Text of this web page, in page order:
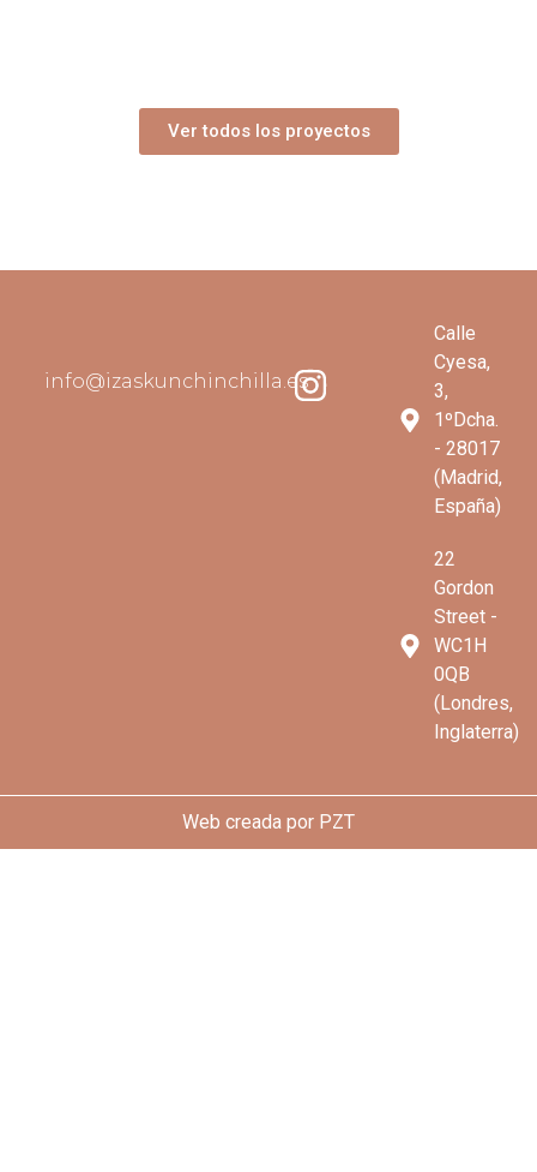
Ver todos los proyectos
info@izaskunchinchilla.es
Calle
Cyesa,
3,
1ºDcha.
- 28017
(Madrid,
España)
22
Gordon
Street -
WC1H
0QB
(Londres,
Inglaterra)
Web creada por PZT